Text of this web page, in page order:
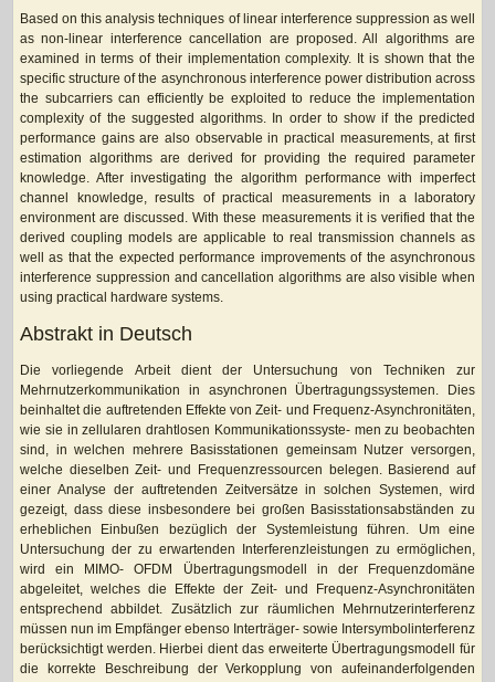
Based on this analysis techniques of linear interference suppression as well
as non-linear interference cancellation are proposed. All algorithms are
examined in terms of their implementation complexity. It is shown that the
specific structure of the asynchronous interference power distribution across
the subcarriers can efficiently be exploited to reduce the implementation
complexity of the suggested algorithms. In order to show if the predicted
performance gains are also observable in practical measurements, at first
estimation algorithms are derived for providing the required parameter
knowledge. After investigating the algorithm performance with imperfect
channel knowledge, results of practical measurements in a laboratory
environment are discussed. With these measurements it is verified that the
derived coupling models are applicable to real transmission channels as
well as that the expected performance improvements of the asynchronous
interference suppression and cancellation algorithms are also visible when
using practical hardware systems.
Abstrakt in Deutsch
Die vorliegende Arbeit dient der Untersuchung von Techniken zur
Mehrnutzerkommunikation in asynchronen Übertragungssystemen. Dies
beinhaltet die auftretenden Effekte von Zeit- und Frequenz-Asynchronitäten,
wie sie in zellularen drahtlosen Kommunikationssyste- men zu beobachten
sind, in welchen mehrere Basisstationen gemeinsam Nutzer versorgen,
welche dieselben Zeit- und Frequenzressourcen belegen. Basierend auf
einer Analyse der auftretenden Zeitversätze in solchen Systemen, wird
gezeigt, dass diese insbesondere bei großen Basisstationsabständen zu
erheblichen Einbußen bezüglich der Systemleistung führen. Um eine
Untersuchung der zu erwartenden Interferenzleistungen zu ermöglichen,
wird ein MIMO- OFDM Übertragungsmodell in der Frequenzdomäne
abgeleitet, welches die Effekte der Zeit- und Frequenz-Asynchronitäten
entsprechend abbildet. Zusätzlich zur räumlichen Mehrnutzerinterferenz
müssen nun im Empfänger ebenso Interträger- sowie Intersymbolinterferenz
berücksichtigt werden. Hierbei dient das erweiterte Übertragungsmodell für
die korrekte Beschreibung der Verkopplung von aufeinanderfolgenden